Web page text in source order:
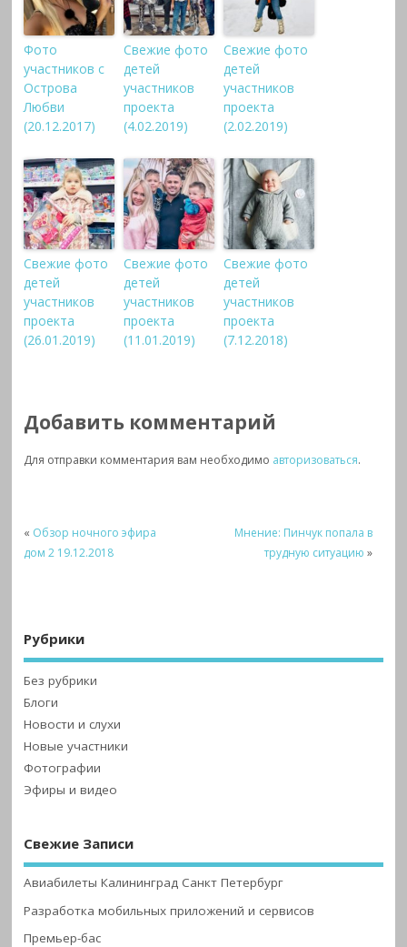
Фото
участников с
Острова
Любви
(20.12.2017)
Свежие фото
детей
участников
проекта
(4.02.2019)
Свежие фото
детей
участников
проекта
(2.02.2019)
Свежие фото
детей
участников
проекта
(26.01.2019)
Свежие фото
детей
участников
проекта
(11.01.2019)
Свежие фото
детей
участников
проекта
(7.12.2018)
Добавить комментарий
Для отправки комментария вам необходимо авторизоваться.
« Обзор ночного эфира
дом 2 19.12.2018
Мнение: Пинчук попала в
трудную ситуацию »
Рубрики
Без рубрики
Блоги
Новости и слухи
Новые участники
Фотографии
Эфиры и видео
Свежие Записи
Авиабилеты Калининград Санкт Петербург
Разработка мобильных приложений и сервисов
Премьер-бас